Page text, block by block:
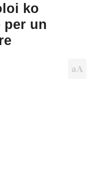
ko
per un